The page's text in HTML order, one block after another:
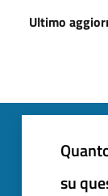
Ultimo
su